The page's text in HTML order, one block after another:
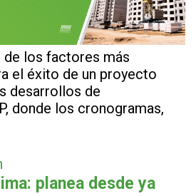
de los factores más
el éxito de un proyecto
desarrollos de
donde los cronogramas,
planea desde ya